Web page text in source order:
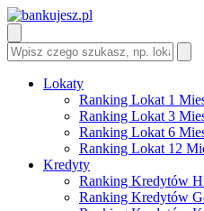
Lokaty
Ranking Lokat 1
Ranking Lokat 3
Ranking Lokat 6
Ranking Lokat 12
Kredyty
Ranking Kredytów
Ranking Kredytów